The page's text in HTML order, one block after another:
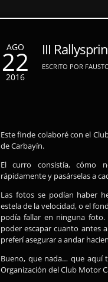
AGO
22
2016
III
ESCRITO POR
Este finde colaboré con el
de Carbayín.
El curro consistía, cómo
rápidamente y pasárselas a
Las fotos se podían haber
estela de la velocidad, o el
podía fallar en ninguna
poder escapar cuanto antes
preferí asegurar a andar
Bueno, que nada… que aquí
Organización del Club Motor